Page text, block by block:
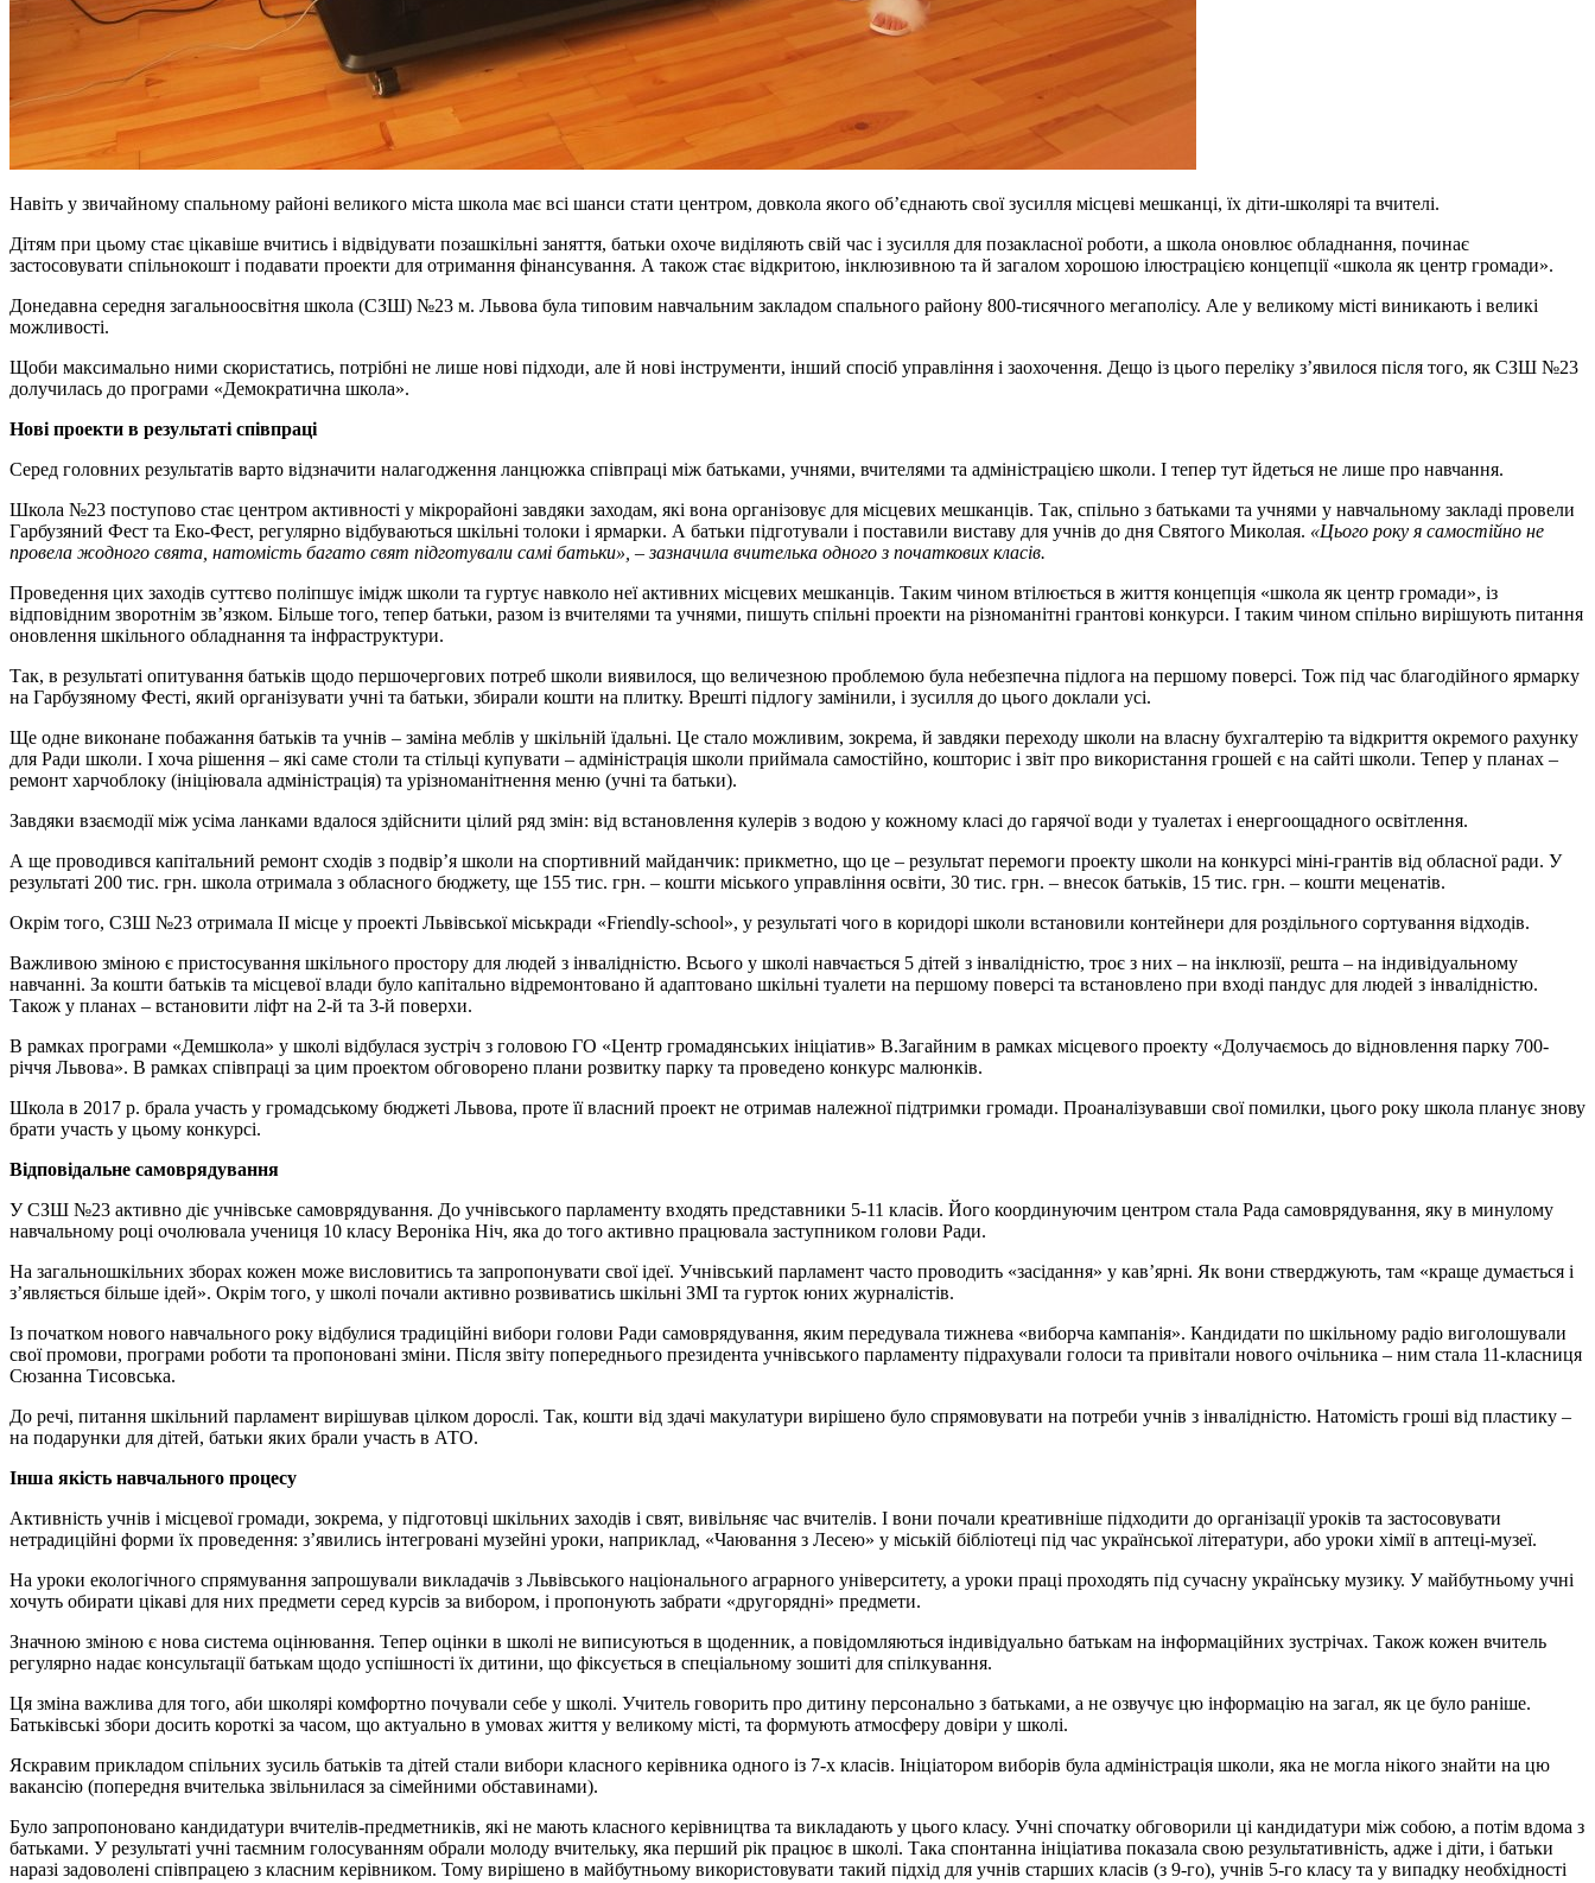
Навіть у звичайному спальному районі великого міста школа має всі шанси стати центром, довкола якого об’єднають свої зусилля місцеві мешканці, їх діти-школярі та вчителі.
Дітям при цьому стає цікавіше вчитись і відвідувати позашкільні заняття, батьки охоче виділяють свій час і зусилля для позакласної роботи, а школа оновлює обладнання, починає
застосовувати спільнокошт і подавати проекти для отримання фінансування. А також стає відкритою, інклюзивною та й загалом хорошою ілюстрацією концепції «школа як центр громади».
Донедавна середня загальноосвітня школа (СЗШ) №23 м. Львова була типовим навчальним закладом спального району 800-тисячного мегаполісу. Але у великому місті виникають і великі
можливості.
Щоби максимально ними скористатись, потрібні не лише нові підходи, але й нові інструменти, інший спосіб управління і заохочення. Дещо із цього переліку з’явилося після того, як СЗШ №23
долучилась до програми «Демократична школа».
Нові проекти в результаті співпраці
Серед головних результатів варто відзначити налагодження ланцюжка співпраці між батьками, учнями, вчителями та адміністрацією школи. І тепер тут йдеться не лише про навчання.
Школа №23 поступово стає центром активності у мікрорайоні завдяки заходам, які вона організовує для місцевих мешканців. Так, спільно з батьками та учнями у навчальному закладі провели
Гарбузяний Фест та Еко-Фест, регулярно відбуваються шкільні толоки і ярмарки. А батьки підготували і поставили виставу для учнів до дня Святого Миколая. «Цього року я самостійно не
провела жодного свята, натомість багато свят підготували самі батьки», – зазначила вчителька одного з початкових класів.
Проведення цих заходів суттєво поліпшує імідж школи та гуртує навколо неї активних місцевих мешканців. Таким чином втілюється в життя концепція «школа як центр громади», із
відповідним зворотнім зв’язком. Більше того, тепер батьки, разом із вчителями та учнями, пишуть спільні проекти на різноманітні грантові конкурси. І таким чином спільно вирішують питання
оновлення шкільного обладнання та інфраструктури.
Так, в результаті опитування батьків щодо першочергових потреб школи виявилося, що величезною проблемою була небезпечна підлога на першому поверсі. Тож під час благодійного ярмарку
на Гарбузяному Фесті, який організувати учні та батьки, збирали кошти на плитку. Врешті підлогу замінили, і зусилля до цього доклали усі.
Ще одне виконане побажання батьків та учнів – заміна меблів у шкільній їдальні. Це стало можливим, зокрема, й завдяки переходу школи на власну бухгалтерію та відкриття окремого рахунку
для Ради школи. І хоча рішення – які саме столи та стільці купувати – адміністрація школи приймала самостійно, кошторис і звіт про використання грошей є на сайті школи. Тепер у планах –
ремонт харчоблоку (ініціювала адміністрація) та урізноманітнення меню (учні та батьки).
Завдяки взаємодії між усіма ланками вдалося здійснити цілий ряд змін: від встановлення кулерів з водою у кожному класі до гарячої води у туалетах і енергоощадного освітлення.
А ще проводився капітальний ремонт сходів з подвір’я школи на спортивний майданчик: прикметно, що це – результат перемоги проекту школи на конкурсі міні-грантів від обласної ради. У
результаті 200 тис. грн. школа отримала з обласного бюджету, ще 155 тис. грн. – кошти міського управління освіти, 30 тис. грн. – внесок батьків, 15 тис. грн. – кошти меценатів.
Окрім того, СЗШ №23 отримала ІІ місце у проекті Львівської міськради «Friendly-school», у результаті чого в коридорі школи встановили контейнери для роздільного сортування відходів.
Важливою зміною є пристосування шкільного простору для людей з інвалідністю. Всього у школі навчається 5 дітей з інвалідністю, троє з них – на інклюзії, решта – на індивідуальному
навчанні. За кошти батьків та місцевої влади було капітально відремонтовано й адаптовано шкільні туалети на першому поверсі та встановлено при вході пандус для людей з інвалідністю.
Також у планах – встановити ліфт на 2-й та 3-й поверхи.
В рамках програми «Демшкола» у школі відбулася зустріч з головою ГО «Центр громадянських ініціатив» В.Загайним в рамках місцевого проекту «Долучаємось до відновлення парку 700-
річчя Львова». В рамках співпраці за цим проектом обговорено плани розвитку парку та проведено конкурс малюнків.
Школа в 2017 р. брала участь у громадському бюджеті Львова, проте її власний проект не отримав належної підтримки громади. Проаналізувавши свої помилки, цього року школа планує знову
брати участь у цьому конкурсі.
Відповідальне самоврядування
У СЗШ №23 активно діє учнівське самоврядування. До учнівського парламенту входять представники 5-11 класів. Його координуючим центром стала Рада самоврядування, яку в минулому
навчальному році очолювала учениця 10 класу Вероніка Ніч, яка до того активно працювала заступником голови Ради.
На загальношкільних зборах кожен може висловитись та запропонувати свої ідеї. Учнівський парламент часто проводить «засідання» у кав’ярні. Як вони стверджують, там «краще думається і
з’являється більше ідей». Окрім того, у школі почали активно розвиватись шкільні ЗМІ та гурток юних журналістів.
Із початком нового навчального року відбулися традиційні вибори голови Ради самоврядування, яким передувала тижнева «виборча кампанія». Кандидати по шкільному радіо виголошували
свої промови, програми роботи та пропоновані зміни. Після звіту попереднього президента учнівського парламенту підрахували голоси та привітали нового очільника – ним стала 11-класниця
Сюзанна Тисовська.
До речі, питання шкільний парламент вирішував цілком дорослі. Так, кошти від здачі макулатури вирішено було спрямовувати на потреби учнів з інвалідністю. Натомість гроші від пластику –
на подарунки для дітей, батьки яких брали участь в АТО.
Інша якість навчального процесу
Активність учнів і місцевої громади, зокрема, у підготовці шкільних заходів і свят, вивільняє час вчителів. І вони почали креативніше підходити до організації уроків та застосовувати
нетрадиційні форми їх проведення: з’явились інтегровані музейні уроки, наприклад, «Чаювання з Лесею» у міській бібліотеці під час української літератури, або уроки хімії в аптеці-музеї.
На уроки екологічного спрямування запрошували викладачів з Львівського національного аграрного університету, а уроки праці проходять під сучасну українську музику. У майбутньому учні
хочуть обирати цікаві для них предмети серед курсів за вибором, і пропонують забрати «другорядні» предмети.
Значною зміною є нова система оцінювання. Тепер оцінки в школі не виписуються в щоденник, а повідомляються індивідуально батькам на інформаційних зустрічах. Також кожен вчитель
регулярно надає консультації батькам щодо успішності їх дитини, що фіксується в спеціальному зошиті для спілкування.
Ця зміна важлива для того, аби школярі комфортно почували себе у школі. Учитель говорить про дитину персонально з батьками, а не озвучує цю інформацію на загал, як це було раніше.
Батьківські збори досить короткі за часом, що актуально в умовах життя у великому місті, та формують атмосферу довіри у школі.
Яскравим прикладом спільних зусиль батьків та дітей стали вибори класного керівника одного із 7-х класів. Ініціатором виборів була адміністрація школи, яка не могла нікого знайти на цю
вакансію (попередня вчителька звільнилася за сімейними обставинами).
Було запропоновано кандидатури вчителів-предметників, які не мають класного керівництва та викладають у цього класу. Учні спочатку обговорили ці кандидатури між собою, а потім вдома з
батьками. У результаті учні таємним голосуванням обрали молоду вчительку, яка перший рік працює в школі. Така спонтанна ініціатива показала свою результативність, адже і діти, і батьки
наразі задоволені співпрацею з класним керівником. Тому вирішено в майбутньому використовувати такий підхід для учнів старших класів (з 9-го), учнів 5-го класу та у випадку необхідності